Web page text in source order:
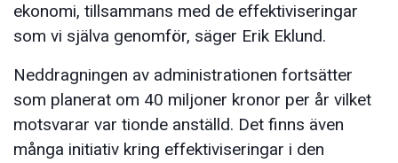
ekonomi, tillsammans med de effektiviseringar
som vi själva genomför, säger Erik Eklund.
Neddragningen av administrationen fortsätter
som planerat om 40 miljoner kronor per år vilket
motsvarar var tionde anställd. Det finns även
många initiativ kring effektiviseringar i den